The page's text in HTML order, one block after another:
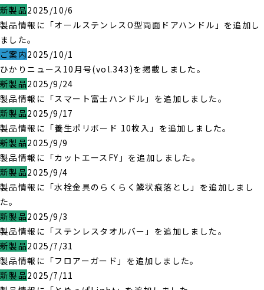
新製品2025/10/6
製品情報に「オールステンレスO型両面ドアハンドル」を追加し
ました。
ご案内2025/10/1
ひかりニュース10月号(vol.343)を掲載しました。
新製品2025/9/24
製品情報に「スマート富士ハンドル」を追加しました。
新製品2025/9/17
製品情報に「養生ポリボード 10枚入」を追加しました。
新製品2025/9/9
製品情報に「カットエースFY」を追加しました。
新製品2025/9/4
製品情報に「水栓金具のらくらく鱗状痕落とし」を追加しまし
た。
新製品2025/9/3
製品情報に「ステンレスタオルバー」を追加しました。
新製品2025/7/31
製品情報に「フロアーガード」を追加しました。
新製品2025/7/11